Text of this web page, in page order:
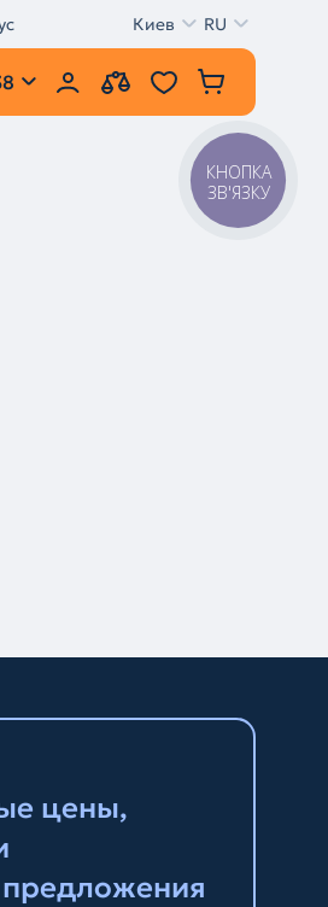
Киев RU
цены,
КНОПКА
ЗВ'ЯЗКУ